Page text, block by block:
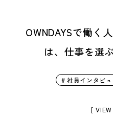
OWNDAYSで働く
は、仕事を選
# 社員インタビ
[